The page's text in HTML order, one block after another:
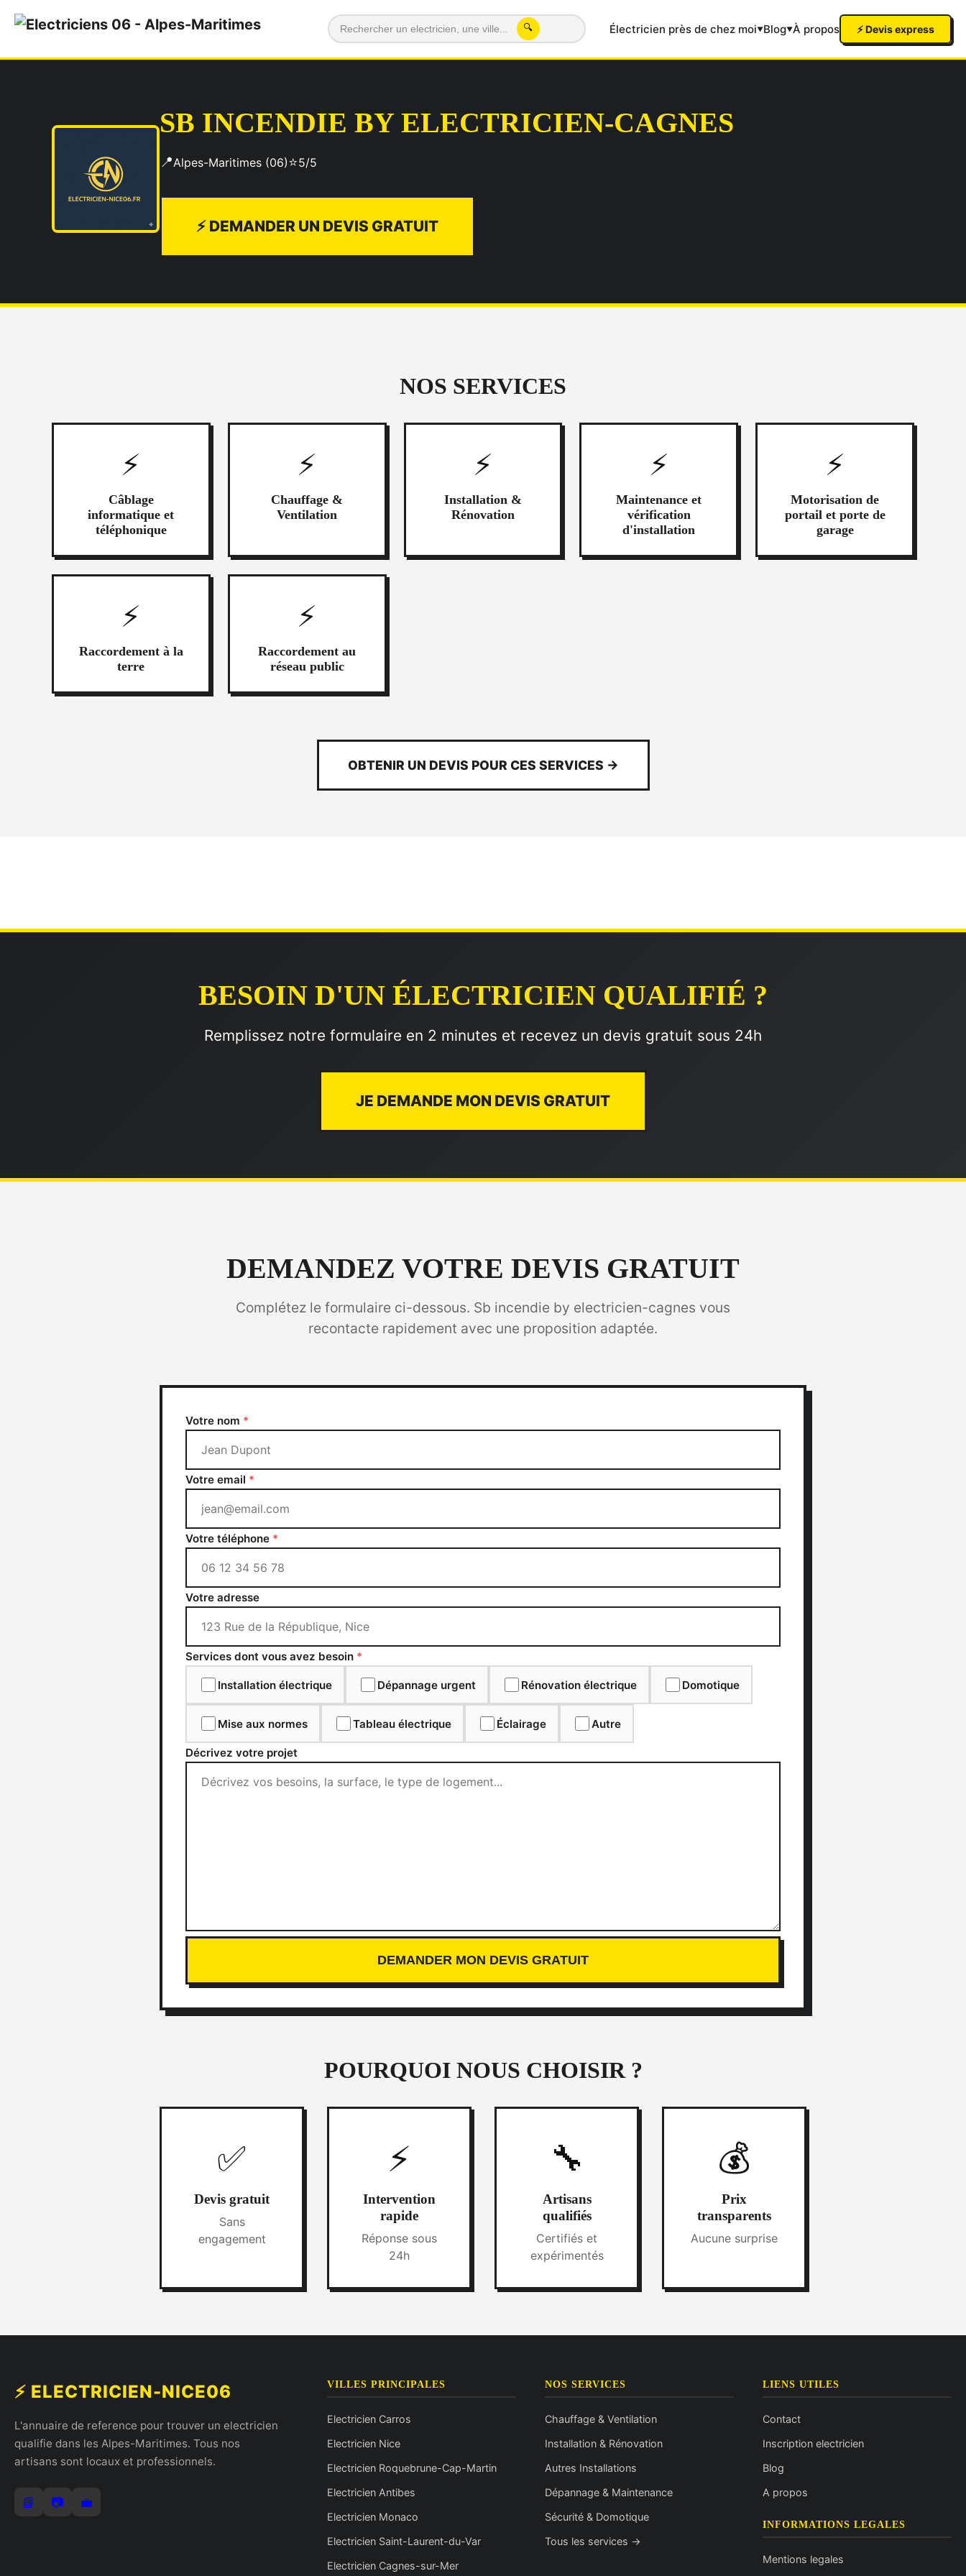
🔍 Électricien près de chez moi Blog À propos ⚡ Devis express
SB INCENDIE BY ELECTRICIEN-CAGNES
📍Alpes-Maritimes (06)⭐5/5
⚡ DEMANDER UN DEVIS GRATUIT
NOS SERVICES
⚡
Câblage
informatique et
téléphonique
⚡
Chauffage &
Ventilation
⚡
Installation &
Rénovation
⚡
Maintenance et
vérification
d'installation
⚡
Motorisation de
portail et porte de
garage
⚡
Raccordement à la
terre
⚡
Raccordement au
réseau public
OBTENIR UN DEVIS POUR CES SERVICES →
BESOIN D'UN ÉLECTRICIEN QUALIFIÉ ?
Remplissez notre formulaire en 2 minutes et recevez un devis gratuit sous 24h
JE DEMANDE MON DEVIS GRATUIT
DEMANDEZ VOTRE DEVIS GRATUIT
Complétez le formulaire ci-dessous. Sb incendie by electricien-cagnes vous
recontacte rapidement avec une proposition adaptée.
Votre nom *
Votre email *
Votre téléphone *
Votre adresse
Services dont vous avez besoin *
Installation électrique Dépannage urgent Rénovation électrique Domotique
Mise aux normes Tableau électrique Éclairage Autre
Décrivez votre projet
POURQUOI NOUS CHOISIR ?
✅
Devis gratuit
Sans
engagement
⚡
Intervention
rapide
Réponse sous
24h
🔧
Artisans
qualifiés
Certifiés et
expérimentés
💰
Prix
transparents
Aucune surprise
⚡ ELECTRICIEN-NICE06
L'annuaire de reference pour trouver un electricien
qualifie dans les Alpes-Maritimes. Tous nos
artisans sont locaux et professionnels.
📘 📷 💼
VILLES PRINCIPALES
Electricien Carros
Electricien Nice
Electricien Roquebrune-Cap-Martin
Electricien Antibes
Electricien Monaco
Electricien Saint-Laurent-du-Var
Electricien Cagnes-sur-Mer
NOS SERVICES
Chauffage & Ventilation
Installation & Rénovation
Autres Installations
Dépannage & Maintenance
Sécurité & Domotique
Tous les services →
LIENS UTILES
Contact
Inscription electricien
Blog
A propos
INFORMATIONS LEGALES
Mentions legales